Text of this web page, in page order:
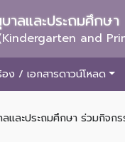
าลและประถมศึกษา
and
ง / เอกสารดาวน์โหลด
และประถมศึกษา ร่วมกิจ